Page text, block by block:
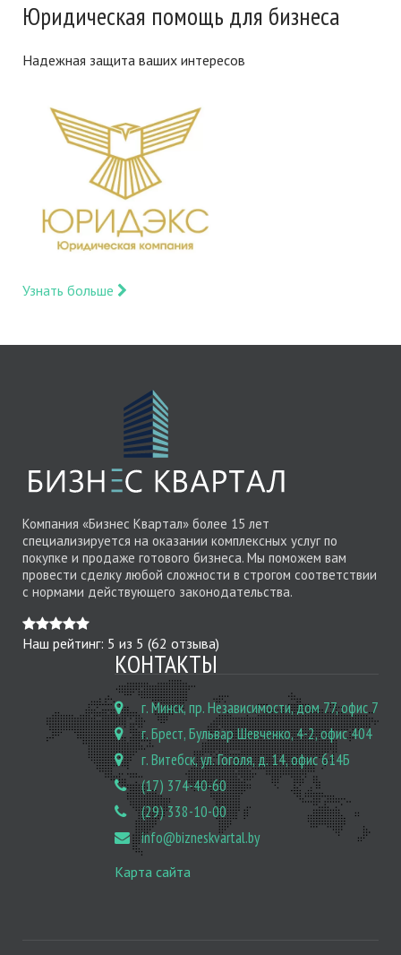
Юридическая помощь для бизнеса
Надежная защита ваших интересов
Узнать больше
Компания «Бизнес Квартал» более 15 лет
специализируется на оказании комплексных услуг по
покупке и продаже готового бизнеса. Мы поможем вам
провести сделку любой сложности в строгом соответствии
с нормами действующего законодательства.
Наш рейтинг: 5 из 5 (62 отзыва)
КОНТАКТЫ
г. Минск, пр. Независимости, дом 77, офис 7
г. Брест, Бульвар Шевченко, 4-2, офис 404
г. Витебск, ул. Гоголя, д. 14, офис 614Б
(17) 374-40-60
(29) 338-10-00
info@bizneskvartal.by
Карта сайта